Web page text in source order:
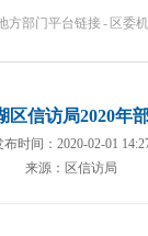
方部门平台链接- 区委
区信访局2020年
布时间：2020-02-01
来源：区信访局